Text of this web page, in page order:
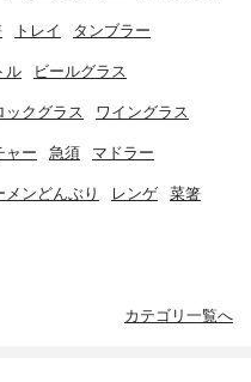
トレイ タンブラー
ル ビールグラス
ックグラス ワイングラス
ャー 急須 マドラー
メンどんぶり レンゲ 菜箸
カテゴリ一覧へ